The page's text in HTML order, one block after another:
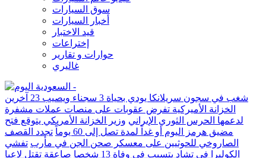
سوق السيارات
أخبار السيارات
قيد الاختبار
إختراعات
حوارات و تقارير
غاليري
شغب في سجون سريلانكا يودي بحياة 3 سجناء ويصيب 23 آخرين
الخزانة الأميركية تفرض عقوبات على منصات عملات مشفرة
لدعمها الحرس الثوري الإيراني وزير الخزانة الأمريكي يتوقع فتح
مضيق هرمز اليوم أو غداً لمدة تصل إلى 60 يوماً
تجدد القصف
الصاروخي للحوثيين على معسكر صحن الجن في مأرب تفشي
الكوليرا في تشاد يتسبب في وفاة 13 شخصا
صاعقة تقتل لاعبا